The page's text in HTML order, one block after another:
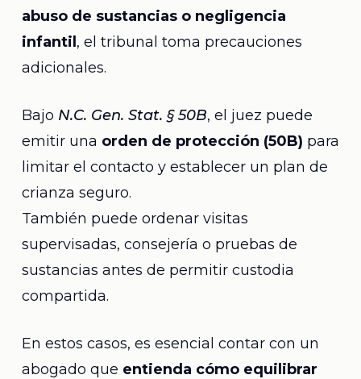
abuso de sustancias o negligencia
infantil , el tribunal toma precauciones
adicionales.
Bajo N.C. Gen. Stat. § 50B, el juez puede
emitir una orden de protección (50B) para
limitar el contacto y establecer un plan de
crianza seguro.
También puede ordenar visitas
supervisadas, consejería o pruebas de
sustancias antes de permitir custodia
compartida.
En estos casos, es esencial contar con un
abogado que entienda cómo equilibrar